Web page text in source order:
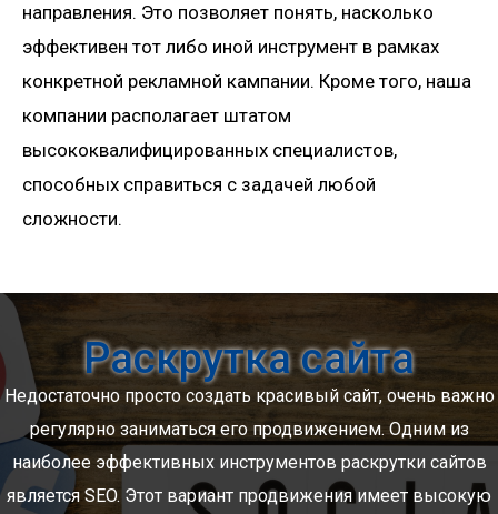
направления. Это позволяет понять, насколько
эффективен тот либо иной инструмент в рамках
конкретной рекламной кампании. Кроме того, наша
компании располагает штатом
высококвалифицированных специалистов,
способных справиться с задачей любой
сложности.
Раскрутка сайта
Недостаточно просто создать красивый сайт, очень важно
регулярно заниматься его продвижением. Одним из
наиболее эффективных инструментов раскрутки сайтов
является SEO. Этот вариант продвижения имеет высокую